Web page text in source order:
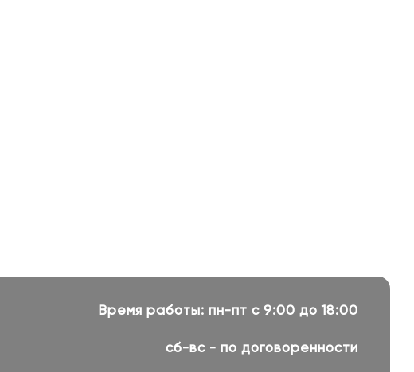
Время работы: пн-пт с 9:00 до 18:00
сб-вс - по договоренности